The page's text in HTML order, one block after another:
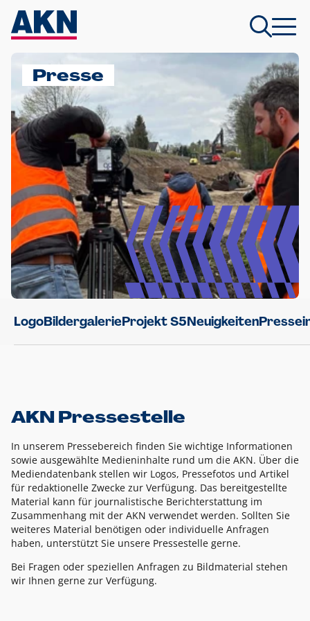
Presse
LogoBildergalerieProjekt S5Neuigkeiten
AKN Pressestelle
In unserem Pressebereich finden Sie wichtige Informationen
sowie ausgewählte Medieninhalte rund um die AKN. Über die
Mediendatenbank stellen wir Logos, Pressefotos und Artikel
für redaktionelle Zwecke zur Verfügung. Das bereitgestellte
Material kann für journalistische Berichterstattung im
Zusammenhang mit der AKN verwendet werden. Sollten Sie
weiteres Material benötigen oder individuelle Anfragen
haben, unterstützt Sie unsere Pressestelle gerne.
Bei Fragen oder speziellen Anfragen zu Bildmaterial stehen
wir Ihnen gerne zur Verfügung.